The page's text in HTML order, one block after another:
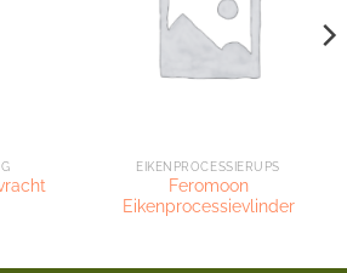
EIKENPROCESSIERUPS
Feromoon
Eikenprocessievlinder